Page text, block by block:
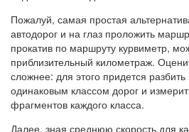
Пожалуй, самая простая
автодорог и на глаз проложить
прокатив по маршруту курвиметр,
приблизительный километраж.
сложнее: для этого придется
одинаковым классом дорог и
фрагментов каждого класса.
Далее, зная среднюю скорость для